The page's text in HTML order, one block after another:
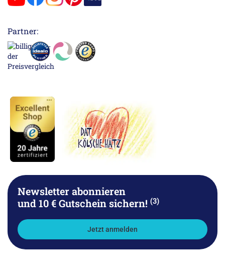
Partner:
Newsletter abonnieren
und 10 € Gutschein sichern! (3)
Jetzt anmelden